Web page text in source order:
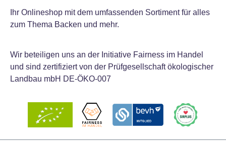
Ihr Onlineshop mit dem umfassenden Sortiment für alles
zum Thema Backen und mehr.
Wir beteiligen uns an der Initiative Fairness im Handel
und sind zertifiziert von der Prüfgesellschaft ökologischer
Landbau mbH DE-ÖKO-007